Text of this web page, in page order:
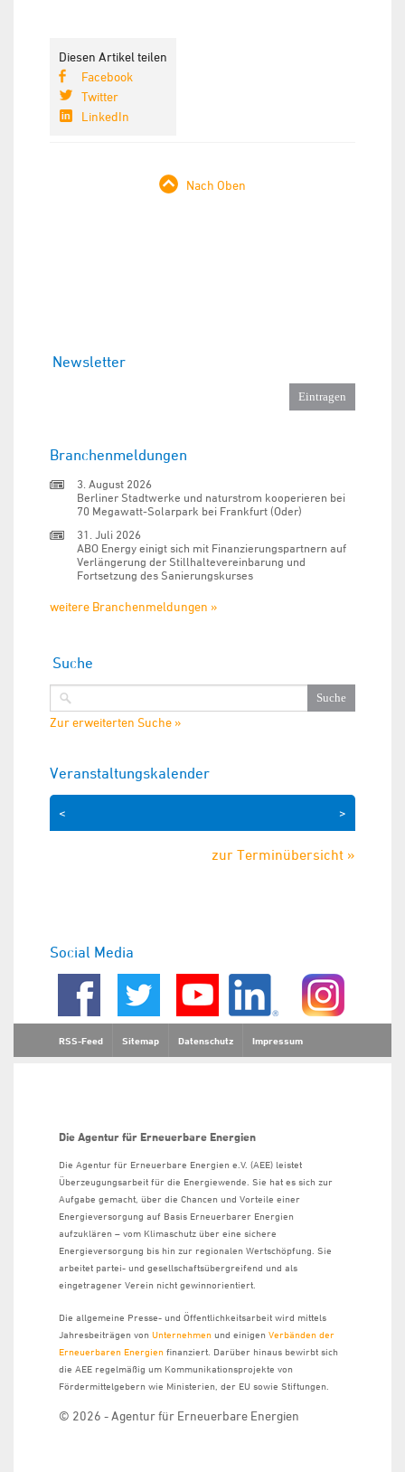
Diesen Artikel teilen
Facebook
Twitter
LinkedIn
Nach Oben
Newsletter
Branchenmeldungen
3. August 2026
Berliner Stadtwerke und naturstrom kooperieren bei
70 Megawatt-Solarpark bei Frankfurt (Oder)
31. Juli 2026
ABO Energy einigt sich mit Finanzierungspartnern auf
Verlängerung der Stillhaltevereinbarung und
Fortsetzung des Sanierungskurses
weitere Branchenmeldungen »
Suche
Zur erweiterten Suche »
Veranstaltungskalender
>
<
zur Terminübersicht »
Social Media
RSS-Feed Sitemap Datenschutz Impressum
Die Agentur für Erneuerbare Energien
Die Agentur für Erneuerbare Energien e.V. (AEE) leistet
Überzeugungsarbeit für die Energiewende. Sie hat es sich zur
Aufgabe gemacht, über die Chancen und Vorteile einer
Energieversorgung auf Basis Erneuerbarer Energien
aufzuklären – vom Klimaschutz über eine sichere
Energieversorgung bis hin zur regionalen Wertschöpfung. Sie
arbeitet partei- und gesellschaftsübergreifend und als
eingetragener Verein nicht gewinnorientiert.
Die allgemeine Presse- und Öffentlichkeitsarbeit wird mittels
Jahresbeiträgen von Unternehmen und einigen Verbänden der
Erneuerbaren Energien finanziert. Darüber hinaus bewirbt sich
die AEE regelmäßig um Kommunikationsprojekte von
Fördermittelgebern wie Ministerien, der EU sowie Stiftungen.
© 2026 - Agentur für Erneuerbare Energien